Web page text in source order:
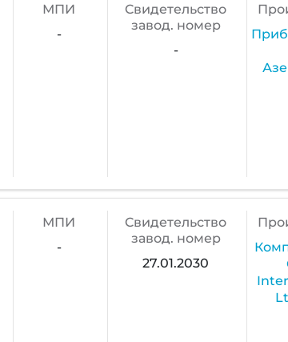
МПИ
-
Cвидетельство
завод. номер
-
МПИ
-
Cвидетельство
завод. номер
27.01.2030